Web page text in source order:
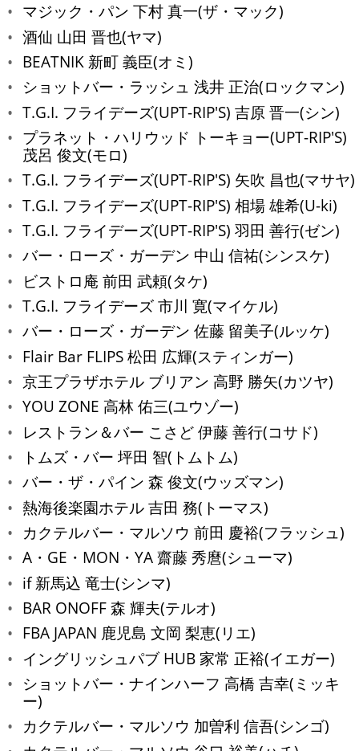
マジック・パン 下村 真一(ザ・マック)
酒仙 山田 晋也(ヤマ)
BEATNIK 新町 義臣(オミ)
ショットバー・ラッシュ 浅井 正治(ロックマン)
T.G.I. フライデーズ(UPT-RIP'S) 吉原 晋一(シン)
プラネット・ハリウッド トーキョー(UPT-RIP'S)
茂呂 俊文(モロ)
T.G.I. フライデーズ(UPT-RIP'S) 矢吹 昌也(マサヤ)
T.G.I. フライデーズ(UPT-RIP'S) 相場 雄希(U-ki)
T.G.I. フライデーズ(UPT-RIP'S) 羽田 善行(ゼン)
バー・ローズ・ガーデン 中山 信祐(シンスケ)
ビストロ庵 前田 武頼(タケ)
T.G.I. フライデーズ 市川 寛(マイケル)
バー・ローズ・ガーデン 佐藤 留美子(ルッケ)
Flair Bar FLIPS 松田 広輝(スティンガー)
京王プラザホテル ブリアン 高野 勝矢(カツヤ)
YOU ZONE 高林 佑三(ユウゾー)
レストラン＆バー こさど 伊藤 善行(コサド)
トムズ・バー 坪田 智(トムトム)
バー・ザ・パイン 森 俊文(ウッズマン)
熱海後楽園ホテル 吉田 務(トーマス)
カクテルバー・マルソウ 前田 慶裕(フラッシュ)
A・GE・MON・YA 齋藤 秀麿(シューマ)
if 新馬込 竜士(シンマ)
BAR ONOFF 森 輝夫(テルオ)
FBA JAPAN 鹿児島 文岡 梨恵(リエ)
イングリッシュパブ HUB 家常 正裕(イエガー)
ショットバー・ナインハーフ 高橋 吉幸(ミッキ
ー)
カクテルバー・マルソウ 加曽利 信吾(シンゴ)